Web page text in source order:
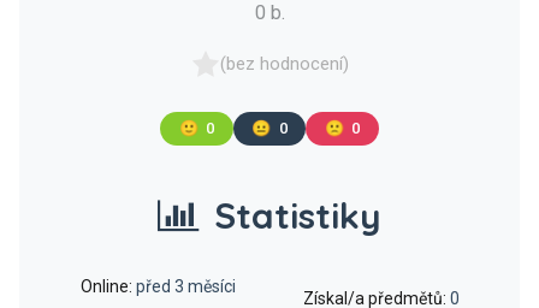
0 b.
(bez hodnocení)
🙂 0 😐 0 🙁 0
Statistiky
Online: před 3 měsíci
Získal/a předmětů: 0